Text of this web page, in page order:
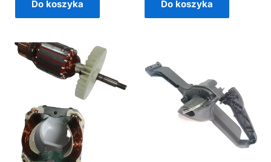
Do koszyka Do koszyka